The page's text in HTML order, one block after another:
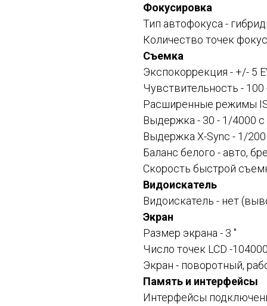
Фокусировка
Тип автофокуса -
Количество точек
Съемка
Экспокоррекция - +/- 5
Чувствительность - 100
Расширенные режимы
Выдержка - 30 - 1/4000 с
Выдержка X-Sync - 1/
Баланс белого - авто,
Скорость быстрой
Видоискатель
Видоискатель - нет
Экран
Размер экрана - 3 "
Число точек LCD -
Экран - поворотный,
Память и интерфейсы
Интерфейсы